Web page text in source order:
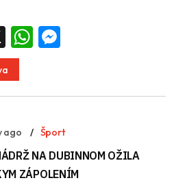
WhatsApp
ago Šport
NA DUBINNOM OŽILA
ZÁPOLENÍM